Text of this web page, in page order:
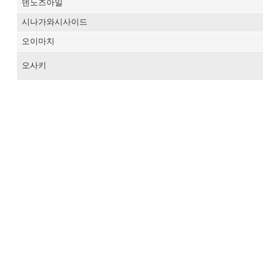
덴노즈아일
시나가와시사이드
오이마치
오사키